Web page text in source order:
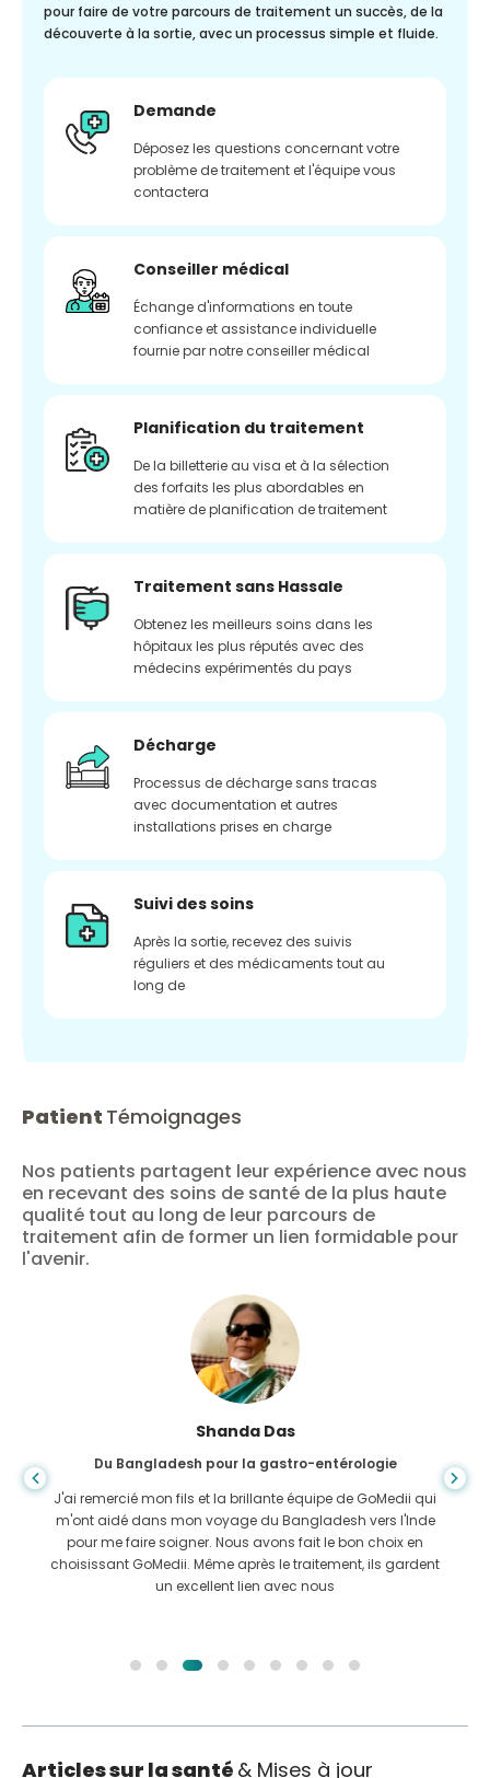
pour faire de votre parcours de traitement un succès, de la
découverte à la sortie, avec un processus simple et fluide.
Demande
Déposez les questions concernant votre
problème de traitement et l'équipe vous
contactera
Conseiller médical
Échange d'informations en toute
confiance et assistance individuelle
fournie par notre conseiller médical
Planification du traitement
De la billetterie au visa et à la sélection
des forfaits les plus abordables en
matière de planification de traitement
Traitement sans Hassale
Obtenez les meilleurs soins dans les
hôpitaux les plus réputés avec des
médecins expérimentés du pays
Décharge
Processus de décharge sans tracas
avec documentation et autres
installations prises en charge
Suivi des soins
Après la sortie, recevez des suivis
réguliers et des médicaments tout au
long de
Patient Témoignages
Nos patients partagent leur expérience avec nous
en recevant des soins de santé de la plus haute
qualité tout au long de leur parcours de
traitement afin de former un lien formidable pour
l'avenir.
Shanda Das
Du Bangladesh pour la gastro-entérologie
J'ai remercié mon fils et la brillante équipe de GoMedii qui
m'ont aidé dans mon voyage du Bangladesh vers l'Inde
pour me faire soigner. Nous avons fait le bon choix en
choisissant GoMedii. Même après le traitement, ils gardent
un excellent lien avec nous
Articles sur la santé & Mises à jour